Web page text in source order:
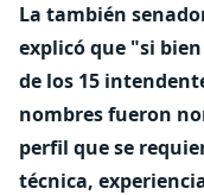
La también
explicó que "si
de los 15
nombres fueron
perfil que se
técnica,